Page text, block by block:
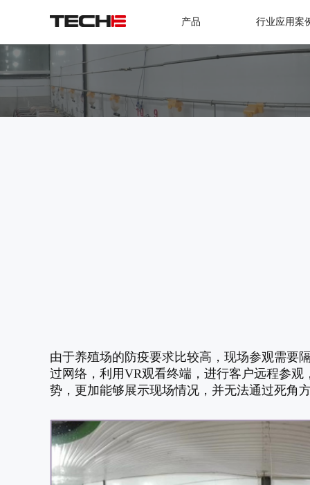
产品 行业应用案
由于养殖场的防疫要求比较高，现场参观需要
过网络，利用VR观看终端，进行客户远程参
势，更加能够展示现场情况，并无法通过死角